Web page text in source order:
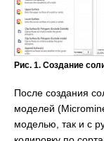
Рис. 1. Создание
После создания
моделей
моделью, так и с